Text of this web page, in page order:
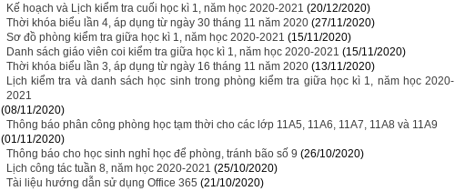
Kế hoạch và Lịch kiểm tra cuối học kì 1, năm học 2020-2021 (20/12/2020)
Thời khóa biểu lần 4, áp dụng từ ngày 30 tháng 11 năm 2020 (27/11/2020)
Sơ đồ phòng kiểm tra giữa học kì 1, năm học 2020-2021 (15/11/2020)
Danh sách giáo viên coi kiểm tra giữa học kì 1, năm học 2020-2021 (15/11/2020)
Thời khóa biểu lần 3, áp dụng từ ngày 16 tháng 11 năm 2020 (13/11/2020)
Lịch kiểm tra và danh sách học sinh trong phòng kiểm tra giữa học kì 1, năm học 2020-
2021
(08/11/2020)
Thông báo phân công phòng học tạm thời cho các lớp 11A5, 11A6, 11A7, 11A8 và 11A9
(01/11/2020)
Thông báo cho học sinh nghỉ học để phòng, tránh bão số 9 (26/10/2020)
Lịch công tác tuần 8, năm học 2020-2021 (25/10/2020)
Tài liệu hướng dẫn sử dụng Office 365 (21/10/2020)